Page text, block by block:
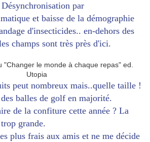
par
et baisse de la démographie
d'insecticides.. en-dehors des
champs sont très près d'ici.
"Changer le monde à chaque repas" ed.
Utopia
peut nombreux mais..quelle taille !
balles de golf en majorité.
de la confiture cette année ? La
grande.
plus frais aux amis et ne me décide